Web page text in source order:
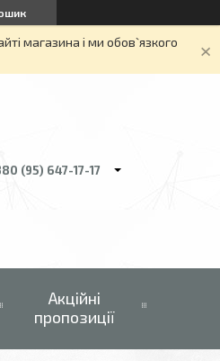
магазина і ми обов`язкого
(95) 647-17-17
Акційні
пропозиції